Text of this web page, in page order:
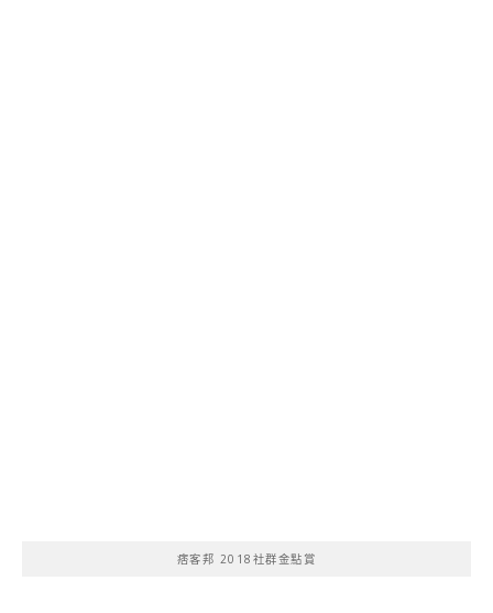
痞客邦 2018社群金點賞